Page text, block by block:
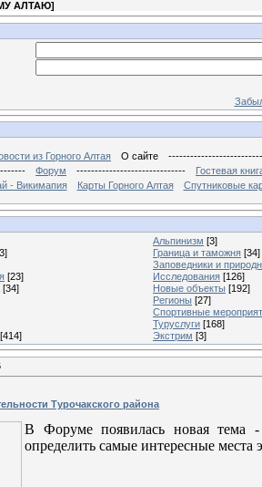
АЛТАЮ]
из Горного Алтая О сайте
Форум ------------------------------
Гостевая
- Викимапия
Карты Горного Алтая Спутниковые
Альпинизм [3]
Граница и таможня [34]
Заповедники и
[23] Исследования [126]
[34] Новые объекты [192]
Регионы [27]
Спортивные
Туруслуги [168]
[414] Экстрим [3]
Турочакского района
В Форуме появилась новая тема -
определить самые интересные